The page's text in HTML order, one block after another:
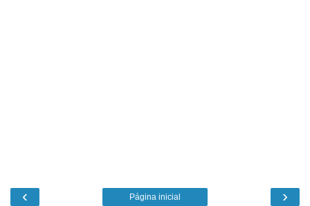
‹ ›
Página inicial